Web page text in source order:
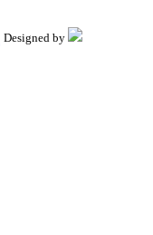
Designed by